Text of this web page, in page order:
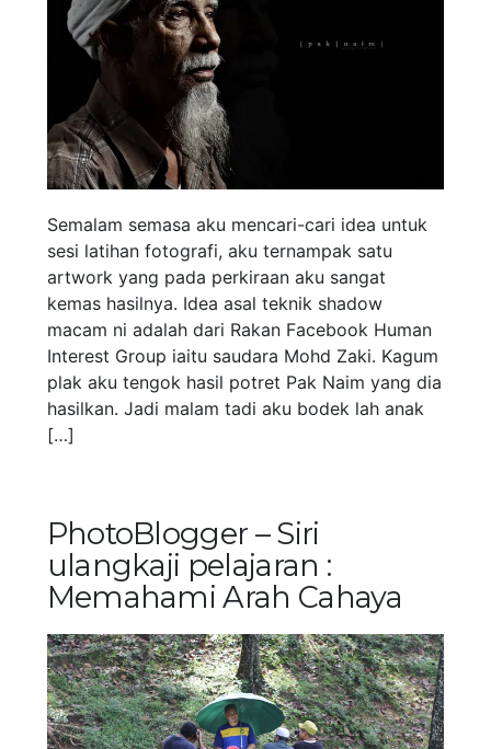
Semalam semasa aku mencari-cari idea untuk
sesi latihan fotografi, aku ternampak satu
artwork yang pada perkiraan aku sangat
kemas hasilnya. Idea asal teknik shadow
macam ni adalah dari Rakan Facebook Human
Interest Group iaitu saudara Mohd Zaki. Kagum
plak aku tengok hasil potret Pak Naim yang dia
hasilkan. Jadi malam tadi aku bodek lah anak
[…]
PhotoBlogger – Siri
ulangkaji pelajaran :
Memahami Arah Cahaya